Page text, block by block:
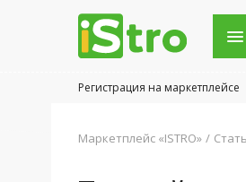
Регистрация на маркетплейсе
Маркетплейс «ISTRO»